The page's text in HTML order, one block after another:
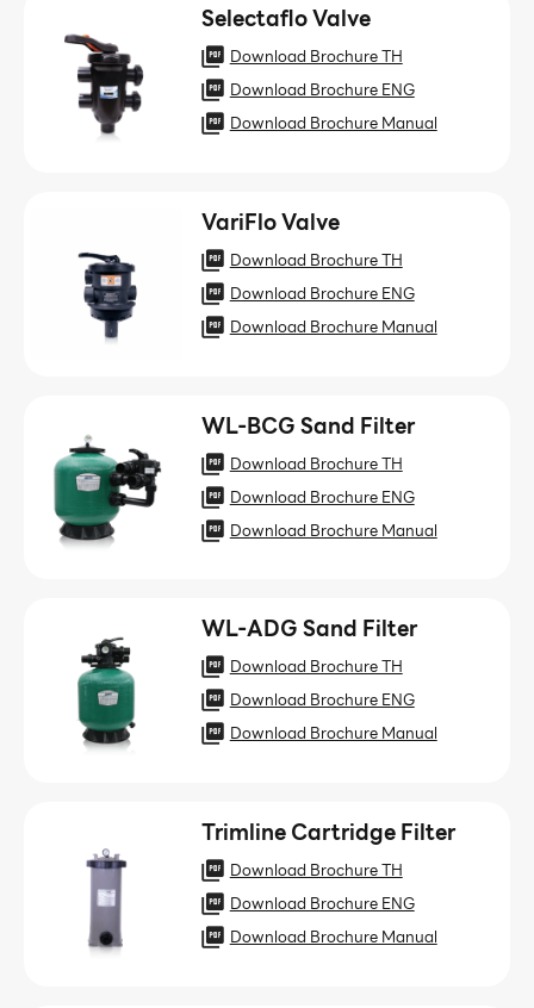
Selectaflo Valve
Download Brochure TH
Download Brochure ENG
Download Brochure Manual
VariFlo Valve
Download Brochure TH
Download Brochure ENG
Download Brochure Manual
WL-BCG Sand Filter
Download Brochure TH
Download Brochure ENG
Download Brochure Manual
WL-ADG Sand Filter
Download Brochure TH
Download Brochure ENG
Download Brochure Manual
Trimline Cartridge Filter
Download Brochure TH
Download Brochure ENG
Download Brochure Manual